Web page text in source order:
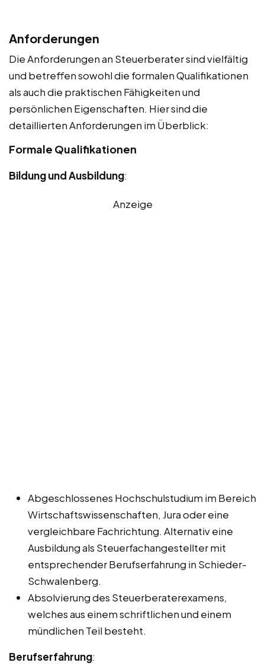
Anforderungen
Die Anforderungen an Steuerberater sind vielfältig
und betreffen sowohl die formalen Qualifikationen
als auch die praktischen Fähigkeiten und
persönlichen Eigenschaften. Hier sind die
detaillierten Anforderungen im Überblick:
Formale Qualifikationen
Bildung und Ausbildung:
Anzeige
Abgeschlossenes Hochschulstudium im Bereich
Wirtschaftswissenschaften, Jura oder eine
vergleichbare Fachrichtung. Alternativ eine
Ausbildung als Steuerfachangestellter mit
entsprechender Berufserfahrung in Schieder-
Schwalenberg.
Absolvierung des Steuerberaterexamens,
welches aus einem schriftlichen und einem
mündlichen Teil besteht.
Berufserfahrung: